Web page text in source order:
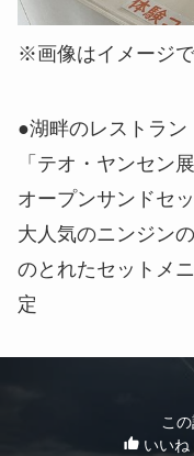
※画像はイメージ
●湖畔のレストラ
「テオ・ヤンセン
オープンサンドセ
大人気のニンジン
のとれたセットメ
定
こ
いいね